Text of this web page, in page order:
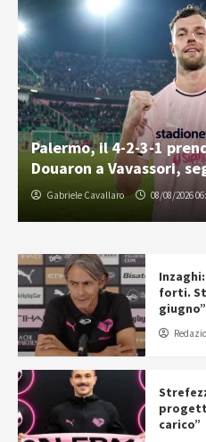
Palermo, il 4-2-3-1
Douaron a Vavassori,
Gabriele Cavallaro 08/08/2026
forti.
giugno”
carico”